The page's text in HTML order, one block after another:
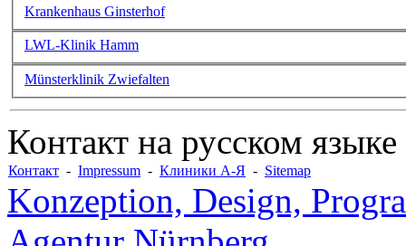
Krankenhaus Ginsterhof
LWL-Klinik Hamm
Münsterklinik Zwiefalten
Контакт на русском
Контакт - Impressum - Клиники А-Я - Sitemap
Konzeption, Design,